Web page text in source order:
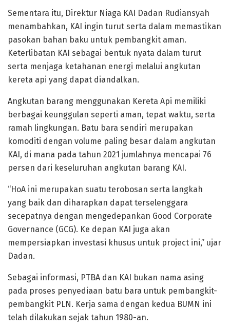
Sementara itu, Direktur Niaga KAI Dadan Rudiansyah
menambahkan, KAI ingin turut serta dalam memastikan
pasokan bahan baku untuk pembangkit aman.
Keterlibatan KAI sebagai bentuk nyata dalam turut
serta menjaga ketahanan energi melalui angkutan
kereta api yang dapat diandalkan.
Angkutan barang menggunakan Kereta Api memiliki
berbagai keunggulan seperti aman, tepat waktu, serta
ramah lingkungan. Batu bara sendiri merupakan
komoditi dengan volume paling besar dalam angkutan
KAI, di mana pada tahun 2021 jumlahnya mencapai 76
persen dari keseluruhan angkutan barang KAI.
“HoA ini merupakan suatu terobosan serta langkah
yang baik dan diharapkan dapat terselenggara
secepatnya dengan mengedepankan Good Corporate
Governance (GCG). Ke depan KAI juga akan
mempersiapkan investasi khusus untuk project ini,” ujar
Dadan.
Sebagai informasi, PTBA dan KAI bukan nama asing
pada proses penyediaan batu bara untuk pembangkit-
pembangkit PLN. Kerja sama dengan kedua BUMN ini
telah dilakukan sejak tahun 1980-an.